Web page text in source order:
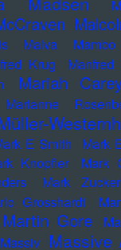
Malva
Krug Manfred
Mariah
Marianne
E Smith Mark
Knopfler
Mark
Mark
Grosshardt
Martin Gore
Massiv Massive